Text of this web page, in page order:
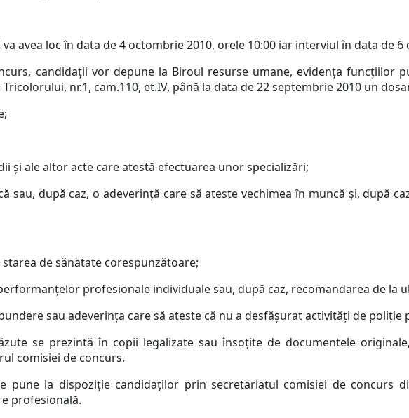
avea loc în data de 4 octombrie 2010, orele 10:00 iar interviul în data de 6
candidaţii vor depune la Biroul resurse umane, evidenţa funcţiilor
nr.1, cam.110, et.IV, până la data de 22 septembrie 2010 un
şi ale altor acte care atestă efectuarea unor specializări;
sau, după caz, o adeverinţă care să ateste vechimea în muncă şi, după
de sănătate corespunzătoare;
profesionale individuale sau, după caz, recomandarea de la
sau adeverinţa care să ateste că nu a desfăşurat activităţi de poliţie
se prezintă în copii legalizate sau însoţite de documentele
comisiei de concurs.
pune la dispoziţie candidaţilor prin secretariatul comisiei de concurs
profesională.